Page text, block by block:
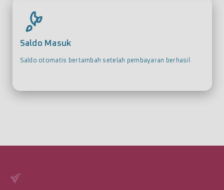
Saldo Masuk
Saldo otomatis bertambah setelah pembayaran berhasil